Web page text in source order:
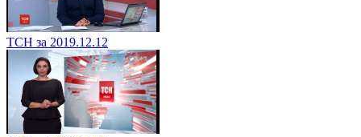
ТСН за 2019.12.12